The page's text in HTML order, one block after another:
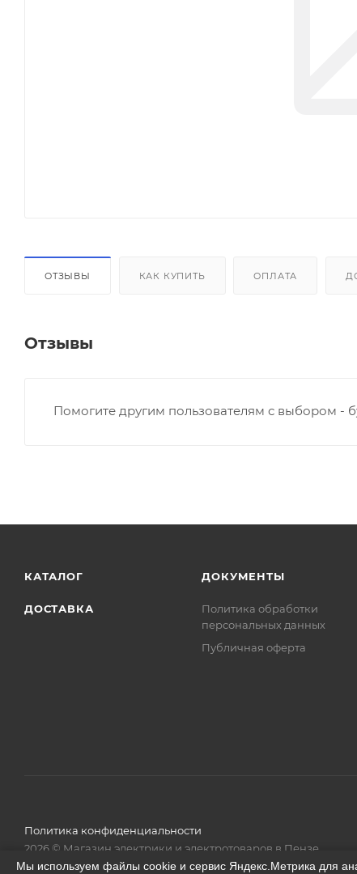
ОТЗЫВЫ КАК КУПИТЬ ОПЛАТА
Отзывы
Помогите другим пользователям с выбором -
КАТАЛОГ
ДОСТАВКА
ДОКУМЕНТЫ
Политика обработки
персональных данных
Публичная оферта
Политика конфиденциальности
2026 © Магазин электрики и электротоваров в Пензе
Мы используем файлы cookie и сервис Яндекс.Метрика для